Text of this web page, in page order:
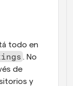
. No
de
y